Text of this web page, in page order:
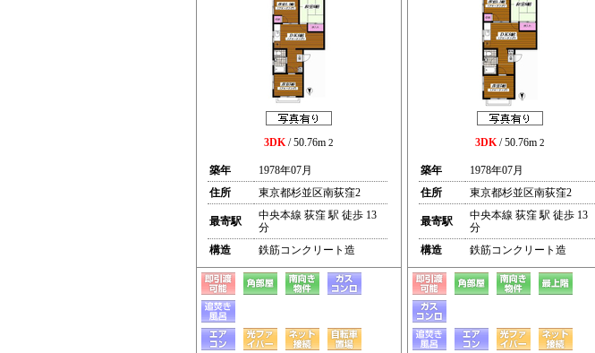
3DK/ 50.76m 2
築年
1978年07月
住所
東京都杉並区南荻窪2
最寄駅
中央本線 荻窪 駅 徒歩 13
分
構造
鉄筋コンクリート造
3DK/ 50.76m 2
築年
1978年07月
住所
東京都杉並区南荻窪2
最寄駅
中央本線 荻窪 駅 徒歩 13
分
構造
鉄筋コンクリート造